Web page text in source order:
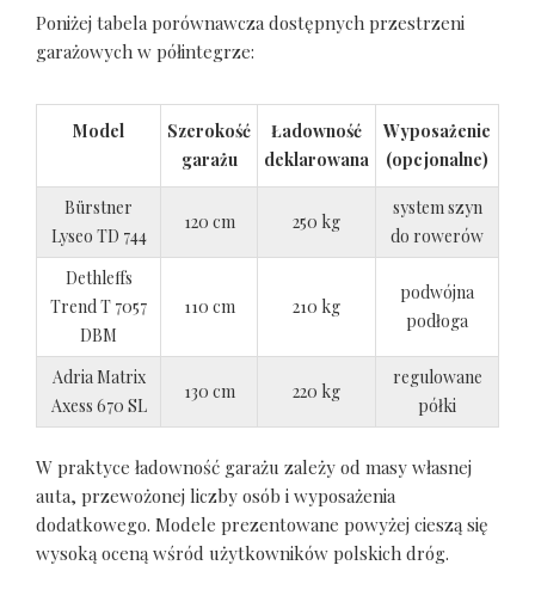
Poniżej tabela porównawcza dostępnych przestrzeni
garażowych w półintegrze:
Model
Szerokość
garażu
Ładowność
deklarowana
Wyposażenie
(opcjonalne)
Bürstner
Lyseo TD 744
120 cm 250 kg
system szyn
do rowerów
Dethleffs
Trend T 7057
DBM
110 cm 210 kg
podwójna
podłoga
Adria Matrix
Axess 670 SL
130 cm 220 kg
regulowane
półki
W praktyce ładowność garażu zależy od masy własnej
auta, przewożonej liczby osób i wyposażenia
dodatkowego. Modele prezentowane powyżej cieszą się
wysoką oceną wśród użytkowników polskich dróg.